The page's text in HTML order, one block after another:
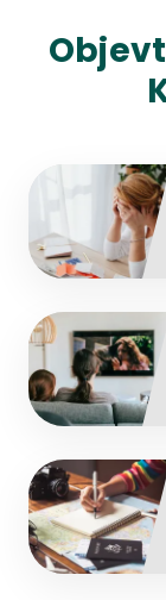
Přejít na detail
Přejít na detail
Přejít na detail